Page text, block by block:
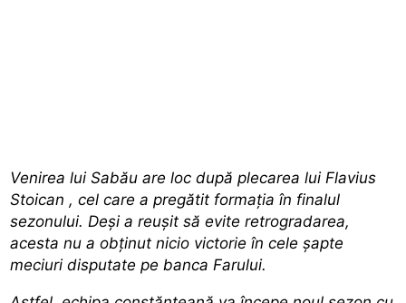
Venirea lui Sabău are loc după plecarea lui Flavius
Stoican , cel care a pregătit formația în finalul
sezonului. Deși a reușit să evite retrogradarea,
acesta nu a obținut nicio victorie în cele șapte
meciuri disputate pe banca Farului.